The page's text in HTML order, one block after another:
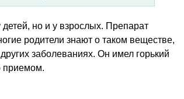
но и у взрослых. Препарат
родители знают о таком веществе,
заболеваниях. Он имел горький
приемом.